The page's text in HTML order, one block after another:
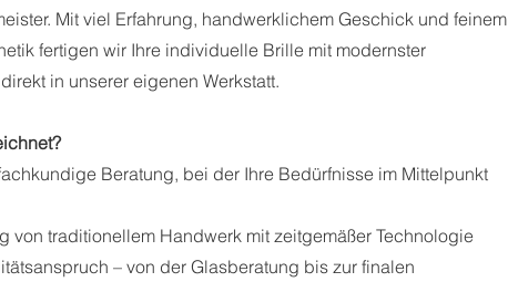
Mit viel Erfahrung, handwerklichem Geschick und feinem
fertigen wir Ihre individuelle Brille mit modernster
in unserer eigenen Werkstatt.
Beratung, bei der Ihre Bedürfnisse im Mittelpunkt
von traditionellem Handwerk mit zeitgemäßer Technologie
– von der Glasberatung bis zur finalen